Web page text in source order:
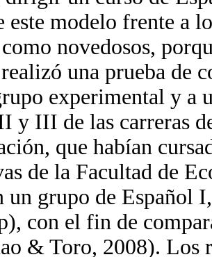
este modelo frente a
novedosos,
una prueba de
experimental y a
y III de las carreras
que habían
de la Facultad de
un grupo de Español
con el fin de
& Toro, 2008). Los